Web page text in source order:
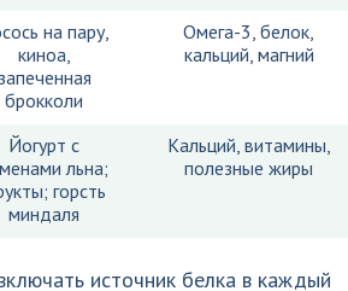
на пару,
киноа,
запеченная
брокколи
Омега-3, белок,
кальций, магний
Йогурт с
льна;
горсть
миндаля
Кальций, витамины,
полезные жиры
источник белка в каждый